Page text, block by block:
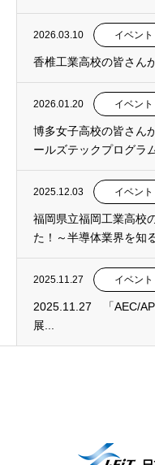
2026.03.10 イベント
香椎工業高校の皆さん
2026.01.20 イベント
博多女子高校の皆さん
ールズテックプログラ
2025.12.03 イベント
福岡県立福岡工業高校
た！～半導体業界を知
2025.11.27 イベント
2025.11.27 「AEC/
展...